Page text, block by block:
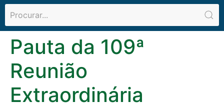
Pauta da 109ª
Reunião
Extraordinária